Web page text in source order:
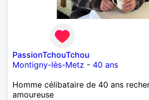
PassionTchouTchou
Montigny-lès-Metz - 40 ans
Homme célibataire de 40 ans
amoureuse